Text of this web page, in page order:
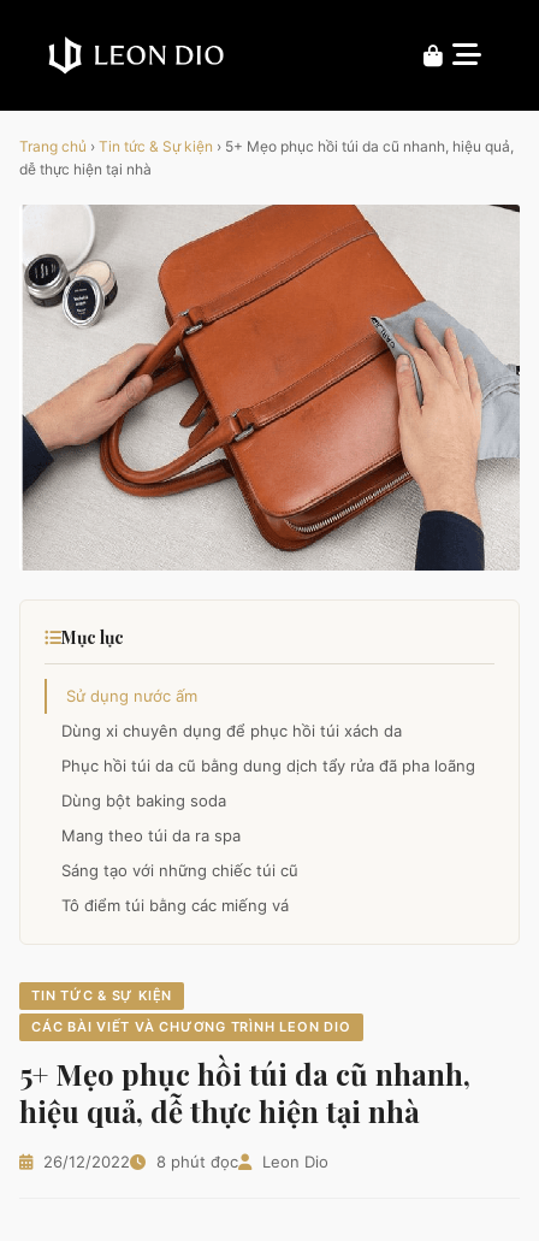
Trang chủ › Tin tức & Sự kiện › 5+ Mẹo phục hồi túi da cũ nhanh, hiệu quả,
dễ thực hiện tại nhà
TIN TỨC & SỰ KIỆN
CÁC BÀI VIẾT VÀ CHƯƠNG TRÌNH LEON DIO
5+ Mẹo phục hồi túi da cũ nhanh,
hiệu quả, dễ thực hiện tại nhà
26/12/2022 8 phút đọc Leon Dio
Mục lục
Sử dụng nước ấm
Dùng xi chuyên dụng để phục hồi túi xách da
Phục hồi túi da cũ bằng dung dịch tẩy rửa đã pha loãng
Dùng bột baking soda
Mang theo túi da ra spa
Sáng tạo với những chiếc túi cũ
Tô điểm túi bằng các miếng vá
Phục hồi túi da với lòng trắng trứng gà